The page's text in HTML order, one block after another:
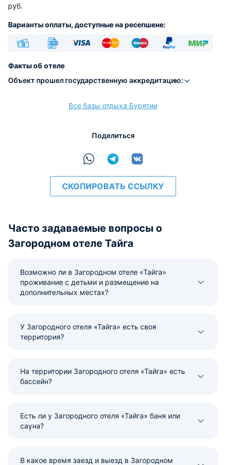
руб.
Варианты оплаты, доступные на ресепшене:
Факты об отеле
Объект прошел государственную аккредитацию:
Все базы отдыха Бурятии
Поделиться
СКОПИРОВАТЬ ССЫЛКУ
Часто задаваемые вопросы о
Загородном отеле Тайга
Возможно ли в Загородном отеле «Тайга»
проживание с детьми и размещение на
дополнительных местах?
У Загородного отеля «Тайга» есть своя
территория?
На территории Загородного отеля «Тайга» есть
бассейн?
Есть ли у Загородного отеля «Тайга» баня или
сауна?
В какое время заезд и выезд в Загородном